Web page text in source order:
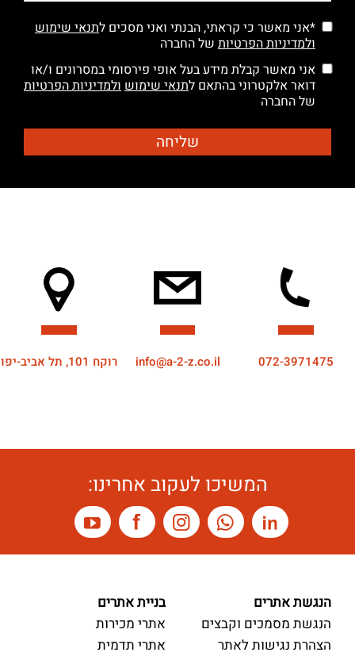
*אני מאשר כי קראתי, הבנתי ואני מסכים לתנאי שימוש
ולמדיניות הפרטיות של החברה
אני מאשר קבלת מידע בעל אופי פירסומי במסרונים ו/או
דואר אלקטרוני בהתאם לתנאי שימוש ולמדיניות הפרטיות
של החברה
072-3971475
info@a-2-z.co.il רוקח 101, תל אביב-יפו
המשיכו לעקוב אחרינו:
הנגשת אתרים
הנגשת מסמכים וקבצים
הצהרת נגישות לאתר
בניית אתרים
אתרי מכירות
אתרי תדמית